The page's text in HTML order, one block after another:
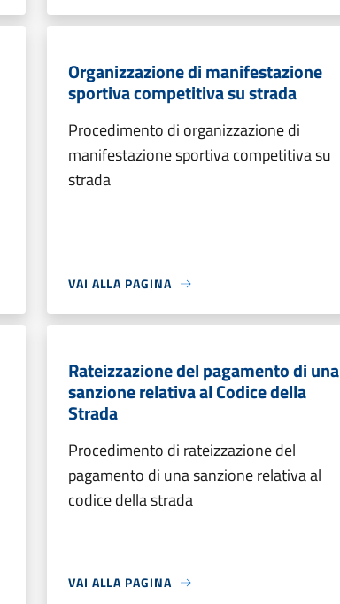
Organizzazione di manifestazione
sportiva competitiva su strada
Procedimento di organizzazione di
manifestazione sportiva competitiva su
strada
VAI ALLA PAGINA
Rateizzazione del pagamento di una
sanzione relativa al Codice della
Strada
Procedimento di rateizzazione del
pagamento di una sanzione relativa al
codice della strada
VAI ALLA PAGINA